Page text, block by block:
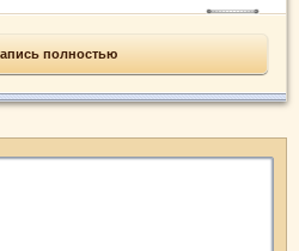
полностью